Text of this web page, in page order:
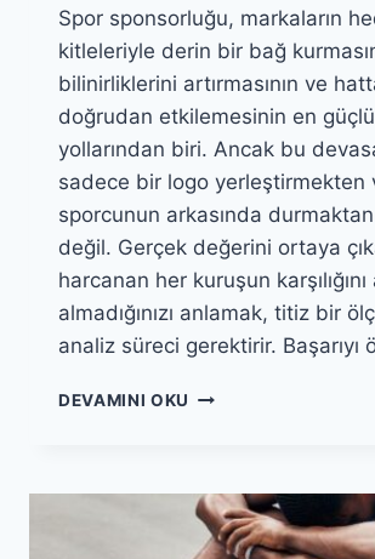
Spor sponsorluğu, markaların
kitleleriyle derin bir bağ
bilinirliklerini artırmasının ve
doğrudan etkilemesinin en güçlü
yollarından biri. Ancak bu
sadece bir logo yerleştirmekten
sporcunun arkasında
değil. Gerçek değerini ortaya
harcanan her kuruşun karşılığını
almadığınızı anlamak, titiz bir
analiz süreci gerektirir. Başarıyı
DEVAMINI OKU SPOR
ÖLÇER?
KPI
VE